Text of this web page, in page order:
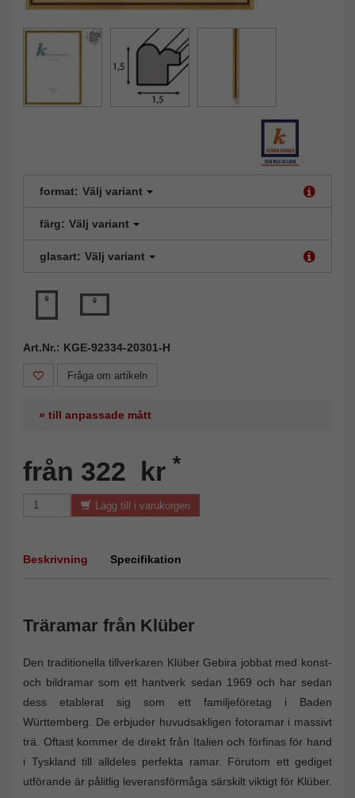
format: Välj variant
färg: Välj variant
glasart: Välj variant
Art.Nr.: KGE-92334-20301-H
Fråga om artikeln
» till anpassade mått
från 322 kr *
Lägg till i varukorgen
Beskrivning Specifikation
Träramar från Klüber
Den traditionella tillverkaren Klüber Gebira jobbat med konst-
och bildramar som ett hantverk sedan 1969 och har sedan
dess etablerat sig som ett familjeföretag i Baden
Württemberg. De erbjuder huvudsakligen fotoramar i massivt
trä. Oftast kommer de direkt från Italien och förfinas för hand
i Tyskland till alldeles perfekta ramar. Förutom ett gediget
utförande är pålitlig leveransförmåga särskilt viktigt för Klüber.